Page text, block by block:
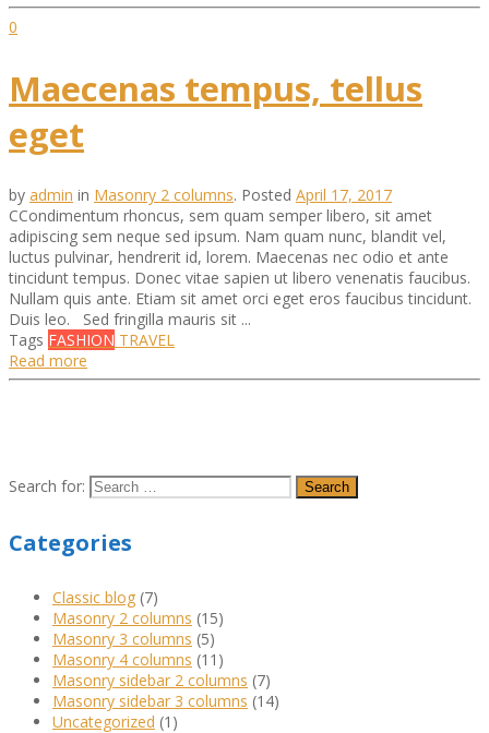
0
Maecenas tempus, tellus
eget
by admin in Masonry 2 columns. Posted April 17, 2017
СCondimentum rhoncus, sem quam semper libero, sit amet
adipiscing sem neque sed ipsum. Nam quam nunc, blandit vel,
luctus pulvinar, hendrerit id, lorem. Maecenas nec odio et ante
tincidunt tempus. Donec vitae sapien ut libero venenatis faucibus.
Nullam quis ante. Etiam sit amet orci eget eros faucibus tincidunt.
Duis leo. Sed fringilla mauris sit ...
Tags FASHION TRAVEL
Read more
Search for:
Categories
Classic blog (7)
Masonry 2 columns (15)
Masonry 3 columns (5)
Masonry 4 columns (11)
Masonry sidebar 2 columns (7)
Masonry sidebar 3 columns (14)
Uncategorized (1)